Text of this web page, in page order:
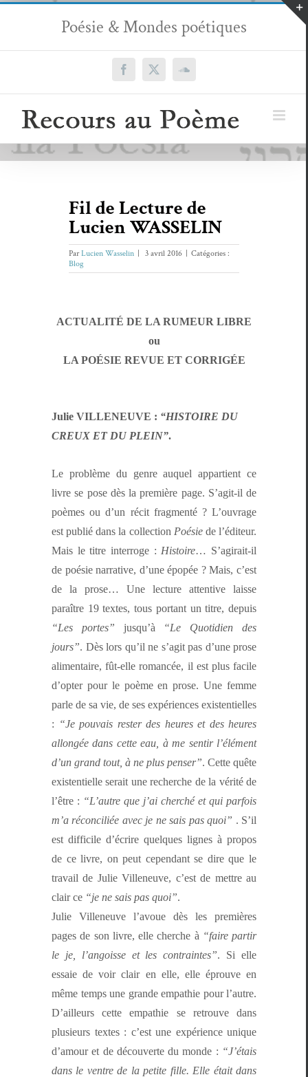
Passer
contenu
Poésie & Mondes poétiques
Facebook
X SoundCloud
Fil de Lecture de
Lucien WASSELIN
ParLucien Wasselin 3 avril 2016
Catégories :
Blog
ACTUALITÉ DE LA RUMEUR LIBRE
ou
LA POÉSIE REVUE ET CORRIGÉE
Julie VILLENEUVE : “HISTOIRE DU
CREUX ET DU PLEIN”.
Le prob­lème du genre auquel appar­tient ce
livre se pose dès la pre­mière page. S’ag­it-il de
poèmes ou d’un réc­it frag­men­té ? L’ou­vrage
est pub­lié dans la col­lec­tion Poésiede l’édi­teur.
Mais le titre inter­roge : His­toire… S’a­gi­rait-il
de poésie nar­ra­tive, d’une épopée ? Mais, c’est
de la prose… Une lec­ture atten­tive laisse
paraître 19 textes, tous por­tant un titre, depuis
“Les portes” jusqu’à “Le Quo­ti­di­en des
jours”. Dès lors qu’il ne s’ag­it pas d’une prose
ali­men­taire, fût-elle romancée, il est plus facile
d’opter pour le poème en prose. Une femme
par­le de sa vie, de ses expéri­ences exis­ten­tielles
: “Je pou­vais rester des heures et des heures
allongée dans cette eau, à me sen­tir l’élé­ment
d’un grand tout, à ne plus penser”. Cette quête
exis­ten­tielle serait une recherche de la vérité de
l’être : “L’autre que j’ai cher­ché et qui par­fois
m’a réc­on­cil­iée avec je ne sais pas quoi” . S’il
est dif­fi­cile d’écrire quelques lignes à pro­pos
de ce livre, on peut cepen­dant se dire que le
tra­vail de Julie Vil­leneuve, c’est de met­tre au
clair ce “je ne sais pas quoi”.
Julie Vil­leneuve l’avoue dès les pre­mières
pages de son livre, elle cherche à “faire par­tir
le je, l’an­goisse et les con­traintes”. Si elle
essaie de voir clair en elle, elle éprou­ve en
même temps une grande empathie pour l’autre.
D’ailleurs cette empathie se retrou­ve dans
plusieurs textes : c’est une expéri­ence unique
d’amour et de décou­verte du monde : “J’é­tais
dans le ven­tre de la petite fille. Elle était dans